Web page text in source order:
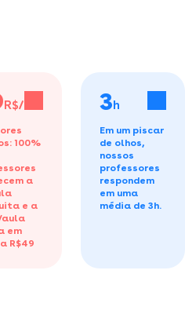
R$/h
100%
a
e a
aula
em
R$49
3h
Em um piscar
de olhos,
nossos
professores
respondem
em uma
média de 3h.